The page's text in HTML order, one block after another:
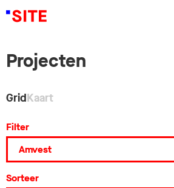
Projecten
GridKaart
Filter
Sorteer